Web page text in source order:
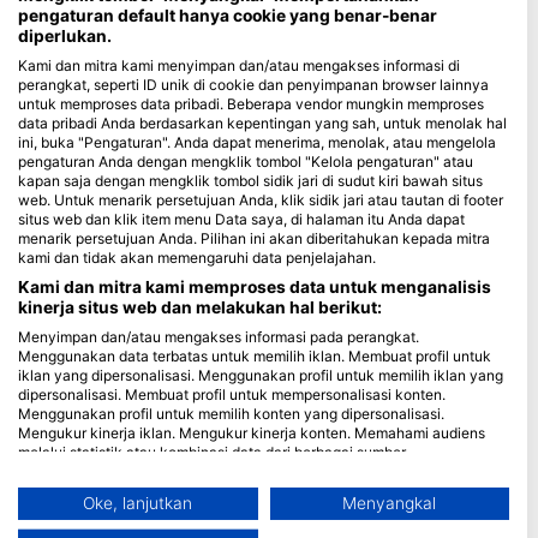
Blue Oceans
Pertanyaan yang Sering Diajukan (FAQ)
Kebijakan Privasi
Ketentuan Penggunaan
Imprint
Keanggotaan
Menjadi Mitra
HEAD Watersports
SSI
LiveAboard.com
Mares
Aqualung
pengaturan default hanya cookie yang benar-benar
diperlukan.
Kami dan mitra kami menyimpan dan/atau mengakses informasi di
perangkat, seperti ID unik di cookie dan penyimpanan browser lainnya
untuk memproses data pribadi. Beberapa vendor mungkin memproses
data pribadi Anda berdasarkan kepentingan yang sah, untuk menolak hal
ini, buka "Pengaturan". Anda dapat menerima, menolak, atau mengelola
pengaturan Anda dengan mengklik tombol "Kelola pengaturan" atau
kapan saja dengan mengklik tombol sidik jari di sudut kiri bawah situs
web. Untuk menarik persetujuan Anda, klik sidik jari atau tautan di footer
situs web dan klik item menu Data saya, di halaman itu Anda dapat
menarik persetujuan Anda. Pilihan ini akan diberitahukan kepada mitra
kami dan tidak akan memengaruhi data penjelajahan.
Kami dan mitra kami memproses data untuk menganalisis
kinerja situs web dan melakukan hal berikut:
Menyimpan dan/atau mengakses informasi pada perangkat.
Menggunakan data terbatas untuk memilih iklan. Membuat profil untuk
iklan yang dipersonalisasi. Menggunakan profil untuk memilih iklan yang
dipersonalisasi. Membuat profil untuk mempersonalisasi konten.
Menggunakan profil untuk memilih konten yang dipersonalisasi.
Mengukur kinerja iklan. Mengukur kinerja konten. Memahami audiens
melalui statistik atau kombinasi data dari berbagai sumber.
terbatas untuk memilih konten.
Informasi tambahan mengenai penggunaan data oleh Google dapat
Oke, lanjutkan Menyangkal